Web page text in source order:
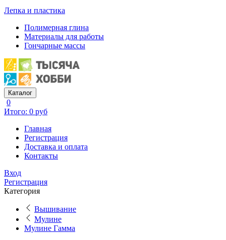
Лепка и пластика
Полимерная глина
Материалы для работы
Гончарные массы
Каталог
0
Итого: 0 руб
Главная
Регистрация
Доставка и оплата
Контакты
Вход
Регистрация
Категория
Вышивание
Мулине
Мулине Гамма